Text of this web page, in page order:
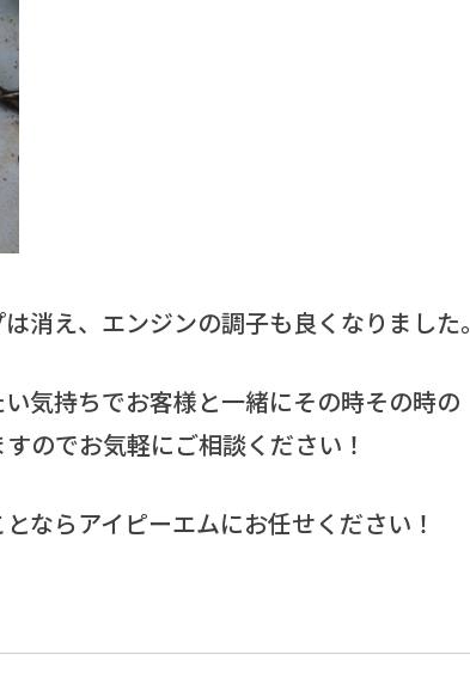
消え、エンジンの調子も良くなりました。
気持ちでお客様と一緒にその時その時の
のでお気軽にご相談ください！
ならアイピーエムにお任せください！